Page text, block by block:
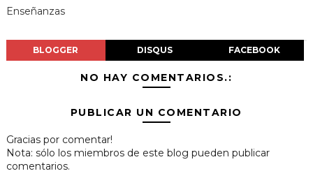
Enseñanzas
BLOGGER DISQUS FACEBOOK
NO HAY COMENTARIOS.:
PUBLICAR UN COMENTARIO
Gracias por comentar!
Nota: sólo los miembros de este blog pueden publicar
comentarios.